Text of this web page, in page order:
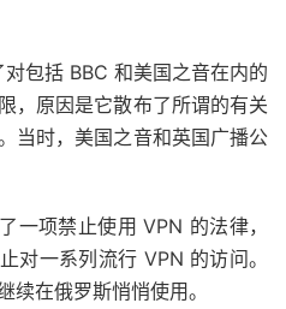
包括 BBC 和美国之音在内的
，原因是它散布了所谓的有关
当时，美国之音和英国广播公
一项禁止使用 VPN 的法律，
对一系列流行 VPN 的访问。
续在俄罗斯悄悄使用。